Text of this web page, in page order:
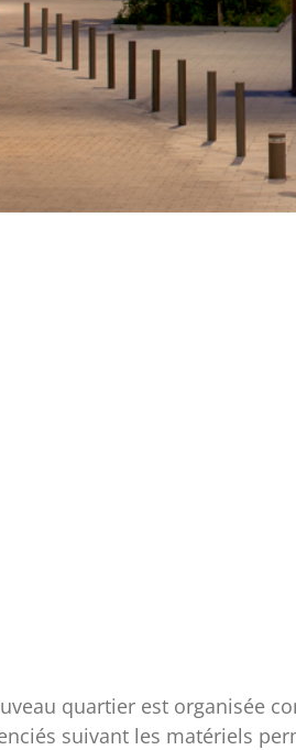
quartier est organisée
suivant les matériels